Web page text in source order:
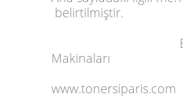
belirtilmiştir.
Bera
Makinaları
www.tonersiparis.com